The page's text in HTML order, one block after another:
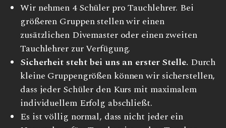
Wir nehmen 4 Schüler pro Tauchlehrer. Bei
größeren Gruppen stellen wir einen
zusätzlichen Divemaster oder einen zweiten
Tauchlehrer zur Verfügung.
Sicherheit steht bei uns an erster Stelle. Durch
kleine Gruppengrößen können wir sicherstellen,
dass jeder Schüler den Kurs mit maximalem
individuellem Erfolg abschließt.
Es ist völlig normal, dass nicht jeder ein